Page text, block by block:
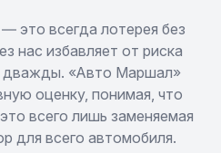
это всегда лотерея без
нас избавляет от риска
дважды. «Авто Маршал»
оценку, понимая, что
всего лишь заменяемая
для всего автомобиля.